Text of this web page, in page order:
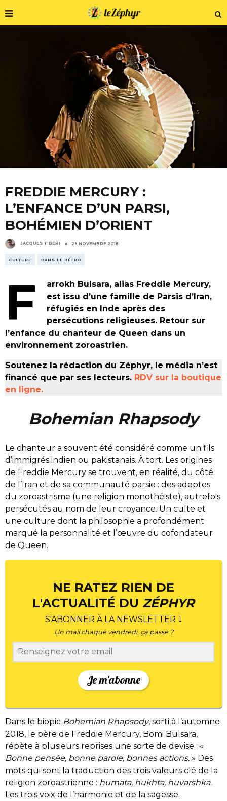
FREDDIE MERCURY :
L’ENFANCE D’UN PARSI,
BOHÉMIEN D’ORIENT
JACQUES TIBERI 29 NOVEMBRE 2018
CULTURE DANS LE RÉTRO
F
arrokh Bulsara, alias Freddie Mercury,
est issu d’une famille de Parsis d’Iran,
réfugiés en Inde après des
persécutions religieuses. Retour sur
l’enfance du chanteur de Queen dans un
environnement zoroastrien.
Soutenez la rédaction du Zéphyr, le média n’est
financé que par ses lecteurs. RDV sur la boutique
en ligne.
Bohemian Rhapsody
Le chanteur a souvent été considéré comme un fils
d’immigrés indien ou pakistanais. À tort. Les origines
de Freddie Mercury se trouvent, en réalité, du côté
de l’Iran et de sa communauté parsie : des adeptes
du zoroastrisme (une religion monothéiste), autrefois
persécutés au nom de leur croyance. Un culte et
une culture dont la philosophie a profondément
marqué la personnalité et l’œuvre du cofondateur
de Queen.
NE RATEZ RIEN DE
L'ACTUALITÉ DU ZÉPHYR
S'ABONNER À LA NEWSLETTER ⤵
Un mail chaque vendredi, ça passe ?
Je m'abonne
Dans le biopic Bohemian Rhapsody, sorti à l’automne
2018, le père de Freddie Mercury, Bomi Bulsara,
répète à plusieurs reprises une sorte de devise : «
Bonne pensée, bonne parole, bonnes actions. » Des
mots qui sont la traduction des trois valeurs clé de la
religion zoroastrienne : humata, hukhta, huvarshka.
Les trois voix de l’harmonie et de la sagesse.